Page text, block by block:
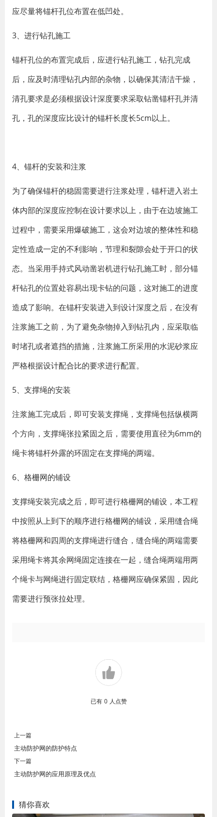
应尽量将锚杆孔位布置在低凹处。
3、进行钻孔施工
锚杆孔位的布置完成后，应进行钻孔施工，钻孔完成
后，应及时清理钻孔内部的杂物，以确保其清洁干燥，
清孔要求是必须根据设计深度要求采取钻凿锚杆孔并清
孔，孔的深度应比设计的锚杆长度长5cm以上。
4、锚杆的安装和注浆
为了确保锚杆的稳固需要进行注浆处理，锚杆进入岩土
体内部的深度应控制在设计要求以上，由于在边坡施工
过程中，需要采用爆破施工，这会对边坡的整体性和稳
定性造成一定的不利影响，节理和裂隙会处于开口的状
态。当采用手持式风动凿岩机进行钻孔施工时，部分锚
杆钻孔的位置处容易出现卡钻的问题，这对施工的进度
造成了影响。在锚杆安装进入到设计深度之后，在没有
注浆施工之前，为了避免杂物掉入到钻孔内，应采取临
时堵孔或者遮挡的措施，注浆施工所采用的水泥砂浆应
严格根据设计配合比的要求进行配置。
5、支撑绳的安装
注浆施工完成后，即可安装支撑绳，支撑绳包括纵横两
个方向，支撑绳张拉紧固之后，需要使用直径为6mm的
绳卡将锚杆外露的环固定在支撑绳的两端。
6、格栅网的铺设
支撑绳安装完成之后，即可进行格栅网的铺设，本工程
中按照从上到下的顺序进行格栅网的铺设，采用缝合绳
将格栅网和四周的支撑绳进行缝合，缝合绳的两端需要
采用绳卡将其余网绳固定连接在一起，缝合绳两端用两
个绳卡与网绳进行固定联结，格栅网应确保紧固，因此
需要进行预张拉处理。
已有 0 人点赞
上一篇
主动防护网的防护特点
下一篇
主动防护网的应用原理及优点
猜你喜欢